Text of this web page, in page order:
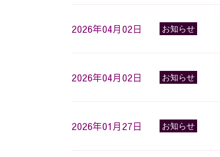
2026年04月02日 お知らせ
2026年04月02日 お知らせ
2026年01月27日 お知らせ